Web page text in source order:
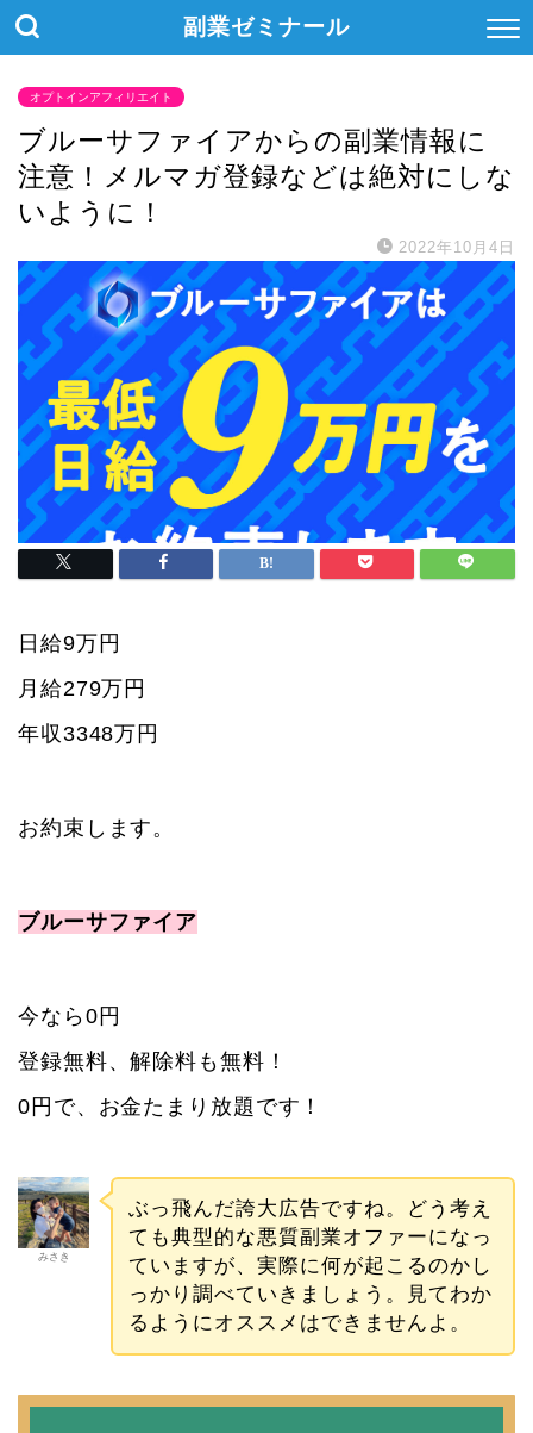
副業ゼミナール
オプトインアフィリエイト
ブルーサファイアからの副業情報に
注意！メルマガ登録などは絶対にしな
いように！
2022年10月4日
日給9万円
月給279万円
年収3348万円
お約束します。
ブルーサファイア
今なら0円
登録無料、解除料も無料！
0円で、お金たまり放題です！
みさき
ぶっ飛んだ誇大広告ですね。どう考え
ても典型的な悪質副業オファーになっ
ていますが、実際に何が起こるのかし
っかり調べていきましょう。見てわか
るようにオススメはできませんよ。